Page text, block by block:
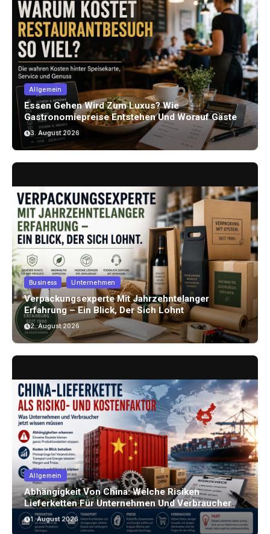
Allgemein
Essen Gehen Wird Zum Luxus? Wie
Gastronomiepreise Entstehen Und Worauf Gäste
Achten Können
3. August 2026
Business Unternehmen
Verpackungsexperte Mit Jahrzehntelanger
Erfahrung – Ein Blick, Der Sich Lohnt
2. August 2026
Allgemein
Abhängigkeit Von China: Welche Risiken
Lieferketten Für Unternehmen Und Verbraucher
Bergen
1. August 2026